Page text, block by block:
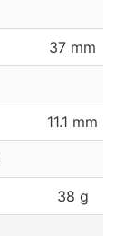
37 mm
11.1 mm
38 g